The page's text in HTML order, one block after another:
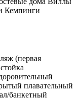
Кемпинги
(первая
плавательный
банкетный